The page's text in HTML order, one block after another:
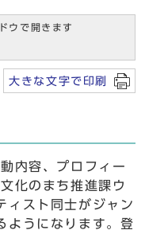
ウで開きます
大きな文字で印刷
内容、プロフィー
化のまち推進課ウ
ィスト同士がジャン
ようになります。登